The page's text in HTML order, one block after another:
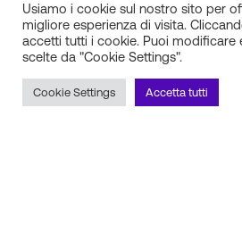
P.IVA 01688940608
Usiamo i cookie sul nostro sito per
migliore esperienza di visita.
accetti tutti i cookie. Puoi modificare
scelte da "Cookie Settings".
Cookie Settings Accetta tutti